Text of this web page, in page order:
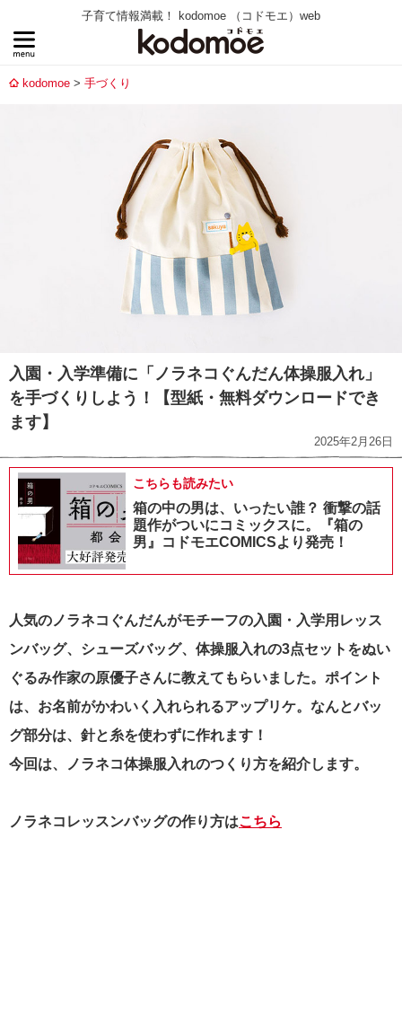
子育て情報満載！ kodomoe （コドモエ）web
kodomoe 手づくり
入園・入学準備に「ノラネコぐんだん体操服入れ」
を手づくりしよう！【型紙・無料ダウンロードでき
ます】
2025年2月26日
こちらも読みたい
箱の中の男は、いったい誰？ 衝撃の話
題作がついにコミックスに。『箱の
男』コドモエCOMICSより発売！
人気のノラネコぐんだんがモチーフの入園・入学用レッス
ンバッグ、シューズバッグ、体操服入れの3点セットをぬい
ぐるみ作家の原優子さんに教えてもらいました。ポイント
は、お名前がかわいく入れられるアップリケ。なんとバッ
グ部分は、針と糸を使わずに作れます！
今回は、ノラネコ体操服入れのつくり方を紹介します。
ノラネコレッスンバッグの作り方はこちら